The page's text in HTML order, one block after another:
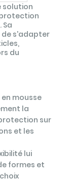
solution
de s'adapter
du
en mousse
la
sur
et les
lui
formes et